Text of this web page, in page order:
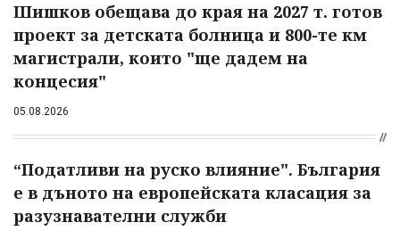
Шишков обещава до края на 2027 т. готов
проект за детската болница и 800-те км
магистрали, които "ще дадем на
концесия"
05.08.2026
“Податливи на руско влияние". България
е в дъното на европейската класация за
разузнавателни служби